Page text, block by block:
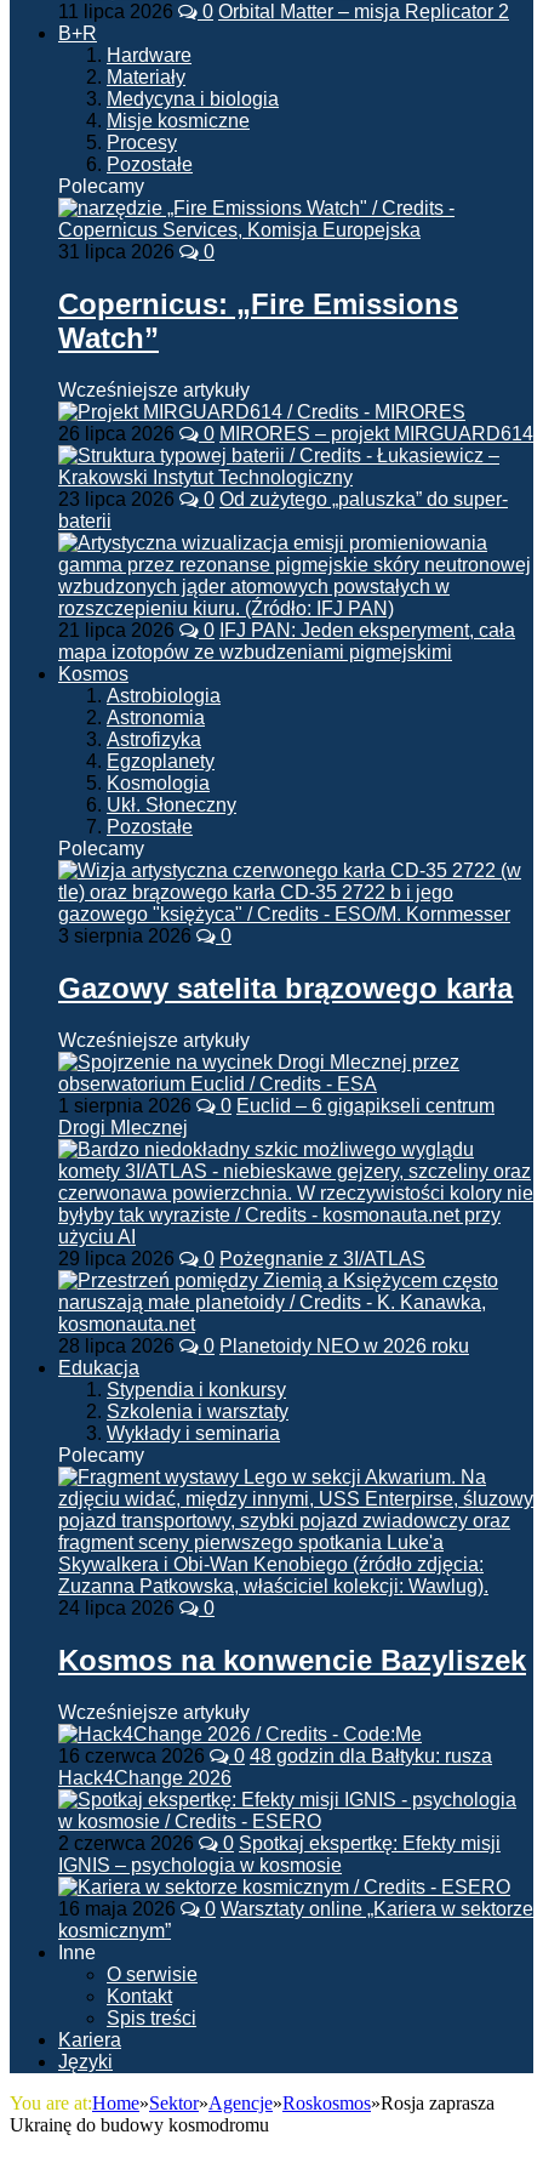
11 lipca 2026 0 Orbital Matter – misja Replicator 2
B+R
Hardware
Materiały
Medycyna i biologia
Misje kosmiczne
Procesy
Pozostałe
Polecamy
31 lipca 2026 0
Copernicus: „Fire Emissions
Watch”
Wcześniejsze artykuły
26 lipca 2026 0 MIRORES – projekt MIRGUARD614
23 lipca 2026 0 Od zużytego „paluszka” do super-
baterii
21 lipca 2026 0 IFJ PAN: Jeden eksperyment, cała
mapa izotopów ze wzbudzeniami pigmejskimi
Kosmos
Astrobiologia
Astronomia
Astrofizyka
Egzoplanety
Kosmologia
Ukł. Słoneczny
Pozostałe
Polecamy
3 sierpnia 2026 0
Gazowy satelita brązowego karła
Wcześniejsze artykuły
1 sierpnia 2026 0 Euclid – 6 gigapikseli centrum
Drogi Mlecznej
29 lipca 2026 0 Pożegnanie z 3I/ATLAS
28 lipca 2026 0 Planetoidy NEO w 2026 roku
Edukacja
Stypendia i konkursy
Szkolenia i warsztaty
Wykłady i seminaria
Polecamy
24 lipca 2026 0
Kosmos na konwencie Bazyliszek
Wcześniejsze artykuły
16 czerwca 2026 0 48 godzin dla Bałtyku: rusza
Hack4Change 2026
2 czerwca 2026 0 Spotkaj ekspertkę: Efekty misji
IGNIS – psychologia w kosmosie
16 maja 2026 0 Warsztaty online „Kariera w sektorze
kosmicznym”
Inne
O serwisie
Kontakt
Spis treści
Kariera
Języki
You are at:Home»Sektor»Agencje»Roskosmos»Rosja zaprasza
Ukrainę do budowy kosmodromu